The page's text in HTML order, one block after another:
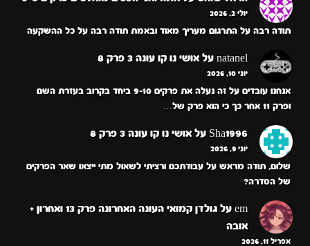
יולי 2, 2026
תודה רבה על התרגום מעריך מאוד ובאמת תודה רבה על כל ההשקעה
natanel על אושי נו קו עונה 3 פרק 8
יוני 10, 2026
אנחנו עובדים על זה נעלה את פרקים 9-10 ביחד בקרוב בעזרת השם
ופרק 11 אחר כך כי הוא פרק של…
Sha1996 על אושי נו קו עונה 3 פרק 8
יוני 9, 2026
שלום, תודה מראש על עבודתכם ורציתי לשאול מתי ייצאו שאר הפרקים
של הסדרה?
em על
גולדן קמואי העונה האחרונה פרק 13 ואחרון +
אובה
אפריל 11, 2026